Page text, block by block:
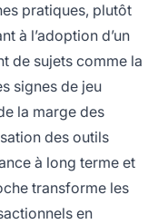
pratiques, plutôt
à l’adoption d’un
de sujets comme la
signes de jeu
la marge des
des outils
à long terme et
transforme les
en